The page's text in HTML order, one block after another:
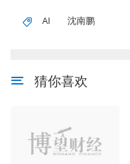
AI 沈南鹏
猜你喜欢